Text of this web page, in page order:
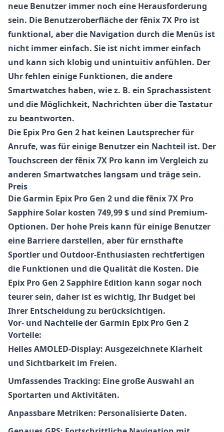
neue Benutzer immer noch eine Herausforderung
sein. Die Benutzeroberfläche der fēnix 7X Pro ist
funktional, aber die Navigation durch die Menüs ist
nicht immer einfach. Sie ist nicht immer einfach
und kann sich klobig und unintuitiv anfühlen. Der
Uhr fehlen einige Funktionen, die andere
Smartwatches haben, wie z. B. ein Sprachassistent
und die Möglichkeit, Nachrichten über die Tastatur
zu beantworten.
Die Epix Pro Gen 2 hat keinen Lautsprecher für
Anrufe, was für einige Benutzer ein Nachteil ist. Der
Touchscreen der fēnix 7X Pro kann im Vergleich zu
anderen Smartwatches langsam und träge sein.
Preis
Die Garmin Epix Pro Gen 2 und die fēnix 7X Pro
Sapphire Solar kosten 749,99 $ und sind Premium-
Optionen. Der hohe Preis kann für einige Benutzer
eine Barriere darstellen, aber für ernsthafte
Sportler und Outdoor-Enthusiasten rechtfertigen
die Funktionen und die Qualität die Kosten. Die
Epix Pro Gen 2 Sapphire Edition kann sogar noch
teurer sein, daher ist es wichtig, Ihr Budget bei
Ihrer Entscheidung zu berücksichtigen.
Vor- und Nachteile der Garmin Epix Pro Gen 2
Vorteile:
Helles AMOLED-Display: Ausgezeichnete Klarheit
und Sichtbarkeit im Freien.
Umfassendes Tracking: Eine große Auswahl an
Sportarten und Aktivitäten.
Anpassbare Metriken: Personalisierte Daten.